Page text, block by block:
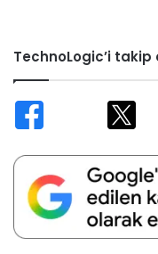
TechnoLogic’i takip